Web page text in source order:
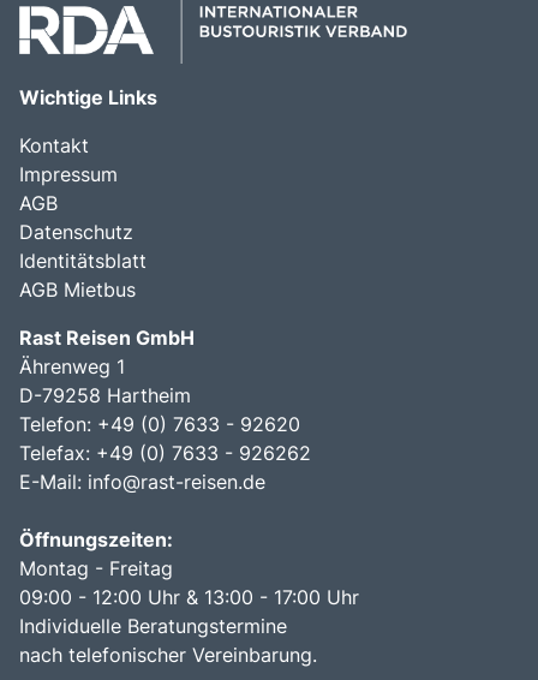
Wichtige Links
Kontakt
Impressum
AGB
Datenschutz
Identitätsblatt
AGB Mietbus
Rast Reisen GmbH
Ährenweg 1
D-79258 Hartheim
Telefon: +49 (0) 7633 - 92620
Telefax: +49 (0) 7633 - 926262
E-Mail: info@rast-reisen.de
Öffnungszeiten:
Montag - Freitag
09:00 - 12:00 Uhr & 13:00 - 17:00 Uhr
Individuelle Beratungstermine
nach telefonischer Vereinbarung.